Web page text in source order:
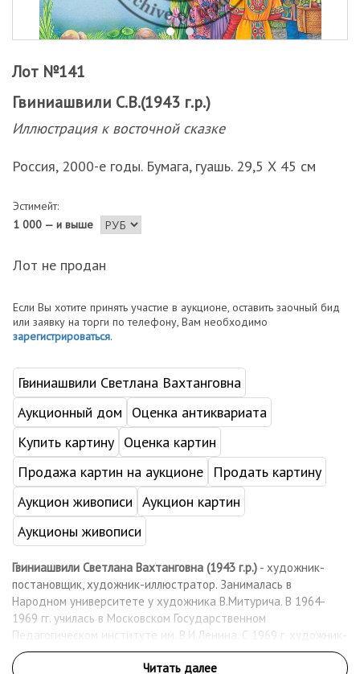
Лот №141
Гвиниашвили С.В.(1943 г.р.)
Иллюстрация к восточной сказке
Россия, 2000-е годы. Бумага, гуашь. 29,5 Х 45 см
Эстимейт:
1 000 — и выше
Лот не продан
Если Вы хотите принять участие в аукционе, оставить заочный бид
или заявку на торги по телефону, Вам необходимо
зарегистрироваться.
Гвиниашвили Светлана Вахтанговна
Аукционный дом
Оценка антиквариата
Купить картину Оценка картин
Продажа картин на аукционе
Продать картину
Аукцион живописи Аукцион картин
Аукционы живописи
Гвиниашвили Светлана Вахтанговна (1943 г.р.) - художник-
постановщик, художник-иллюстратор. Занималась в
Народном университете у художника В.Митурича. В 1964-
1969 гг. училась в Московском Государственном
Педагогическом институте им. В.И.Ленина. С 1969 г. художник-
про рисовщик, с 1970 г. – ассистент художника-постановщика
на киностудии «Союзмультфильм». В 1973-1988 гг. –